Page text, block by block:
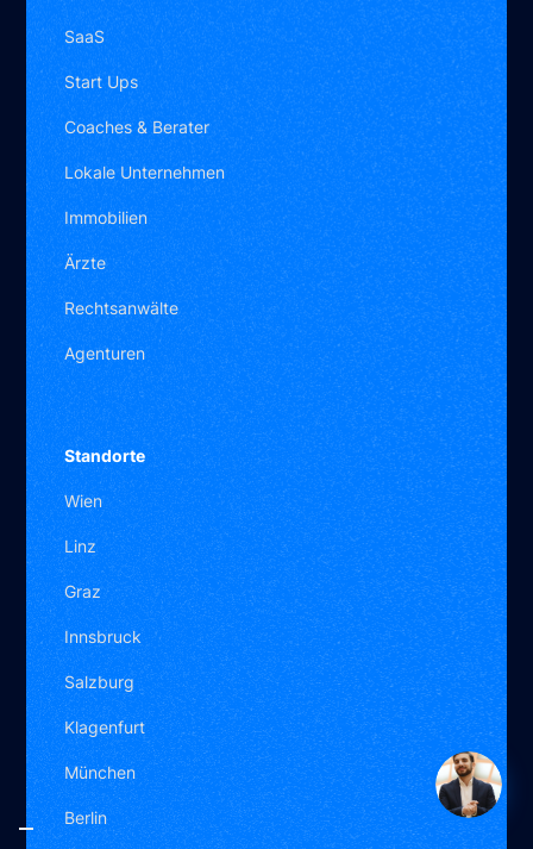
SaaS
Start Ups
Coaches & Berater
Lokale Unternehmen
Immobilien
Ärzte
Rechtsanwälte
Agenturen
Standorte
Wien
Linz
Graz
Innsbruck
Salzburg
Klagenfurt
München
Berlin
Benjamin Abramov
Gründer
Kostenloser Webseiten-
Check
Kennenlern-Call buchen
Per WhatsApp chatten
E-Mail schreiben